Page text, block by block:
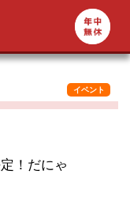
イベント
！だにゃ